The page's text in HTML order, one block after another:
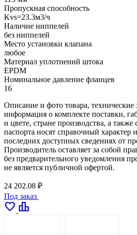
Пропускная способность
Kvs=23.3м3/ч
Наличие ниппелей
без ниппелей
Место установки клапана
любое
Материал уплотнений штока
EPDM
Номинальное давление фланцев
16
Описание и фото товара, технические
информация о комплекте поставки,
и цвете, стране производства, а
паспорта носят справочный характер
последних доступных сведениях от
Производитель оставляет за собой
без предварительного уведомления
не является публичной офертой.
24 202.08 ₽
Под заказ
favorite leaderboard